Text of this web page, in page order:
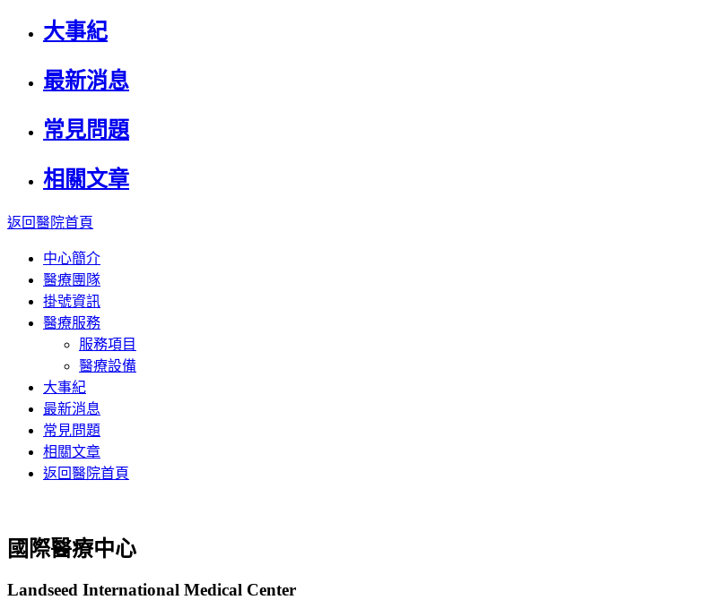
大事紀
最新消息
常見問題
相關文章
返回醫院首頁
中心簡介
醫療團隊
掛號資訊
醫療服務
服務項目
醫療設備
大事紀
最新消息
常見問題
相關文章
返回醫院首頁
國際醫療中心
Landseed International Medical Center